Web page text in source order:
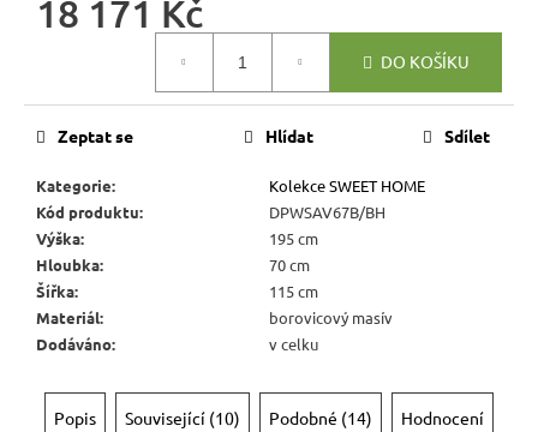
18 171 Kč
DO KOŠÍKU
Kategorie:
Kolekce SWEET HOME
Kód produktu:
DPWSAV67B/BH
Výška:
195 cm
Hloubka:
70 cm
Šířka:
115 cm
Materiál:
borovicový masív
Dodáváno: v celku
Zeptat se Hlídat Sdílet
Popis Související (10) Podobné (14) Hodnocení
Kč